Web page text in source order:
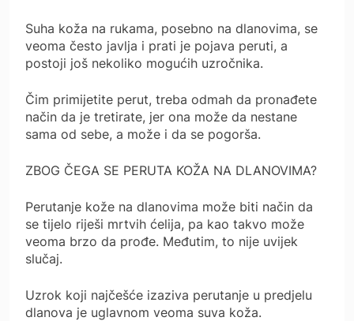
Suha koža na rukama, posebno na dlanovima, se
veoma često javlja i prati je pojava peruti, a
postoji još nekoliko mogućih uzročnika.
Čim primijetite perut, treba odmah da pronađete
način da je tretirate, jer ona može da nestane
sama od sebe, a može i da se pogorša.
ZBOG ČEGA SE PERUTA KOŽA NA DLANOVIMA?
Perutanje kože na dlanovima može biti način da
se tijelo riješi mrtvih ćelija, pa kao takvo može
veoma brzo da prođe. Međutim, to nije uvijek
slučaj.
Uzrok koji najčešće izaziva perutanje u predjelu
dlanova je uglavnom veoma suva koža.